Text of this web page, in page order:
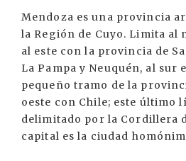
Mendoza es una provincia
la Región de Cuyo. Limita al
al este con la provincia de
La Pampa y Neuquén, al sur
pequeño tramo de la
oeste con Chile; este último
delimitado por la Cordillera
capital es la ciudad